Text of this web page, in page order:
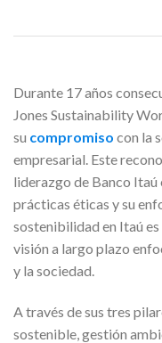
Durante 17 años
Jones Sustainability
su compromiso con la
empresarial. Este
liderazgo de Banco Itaú
prácticas éticas y su
sostenibilidad en Itaú es
visión a largo plazo
y la sociedad.
A través de sus tres
sostenible, gestión